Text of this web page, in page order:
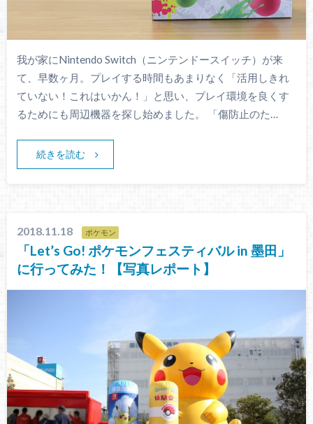
我が家にNintendo Switch（ニンテンドースイッチ）が来
て、早数ヶ月。プレイする時間もあまりなく「活用しきれ
ていない！これはいかん！」と思い、プレイ環境を良くす
るためにも周辺機器を探し始めました。 「傷防止のた…
続きを読む
2018.11.18 ポケモン
「Let’s Go! ポケモンフェスティバル in 墨田」
に行ってみた！【写真レポート】